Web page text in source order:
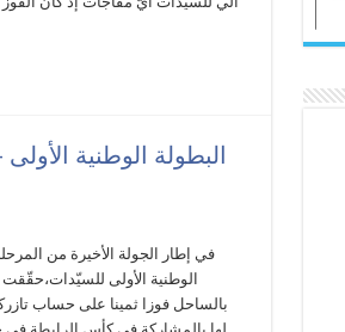
البطولة الوطنية
الوطنية الأولى للسيّدات،حقّقت